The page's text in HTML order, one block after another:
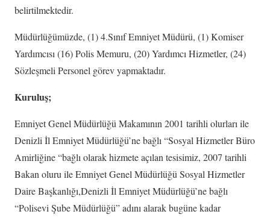
belirtilmektedir.
Müdürlüğümüzde, (1) 4.Sınıf Emniyet Müdürü, (1) Komiser
Yardımcısı (16) Polis Memuru, (20) Yardımcı Hizmetler, (24)
Sözleşmeli Personel görev yapmaktadır.
Kuruluş;
Emniyet Genel Müdürlüğü Makamının 2001 tarihli olurları ile
Denizli İl Emniyet Müdürlüğü’ne bağlı “Sosyal Hizmetler Büro
Amirliğine “bağlı olarak hizmete açılan tesisimiz, 2007 tarihli
Bakan oluru ile Emniyet Genel Müdürlüğü Sosyal Hizmetler
Daire Başkanlığı,Denizli İl Emniyet Müdürlüğü’ne bağlı
“Polisevi Şube Müdürlüğü” adını alarak bugüne kadar